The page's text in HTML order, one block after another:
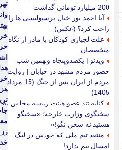
200 میلیارد تومانی گذاشت
آیا احمد نور خیال پرسپولیسی ها را
راحت کرد؟ (عکس)
علت لجبازی کودکان با مادر از نگاه
متخصصان
ویدئو | یکصدوپنجاه ونهمین شب
حضور مردم مشهد در خیابان | روایت
مردم از ایران پس از جنگ (15 مرداد
1405)
کنایه تند عضو هیئت رییسه مجلس به
سخنگوی وزارت خارجه؛ «سخنگو
هستید نه سخن نگو!»
منتقد تیم ملی که خودش در لیگ
امسال تیم ندارد!